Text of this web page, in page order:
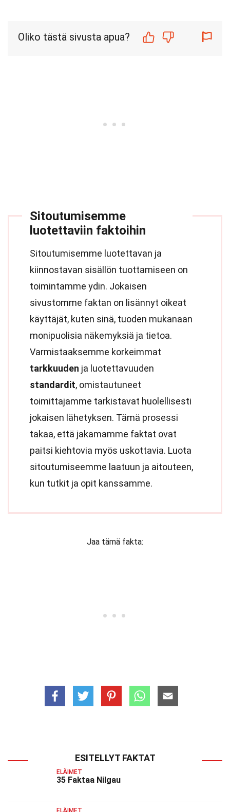
Oliko tästä sivusta apua?
Sitoutumisemme
luotettaviin faktoihin
Sitoutumisemme luotettavan ja
kiinnostavan sisällön tuottamiseen on
toimintamme ydin. Jokaisen
sivustomme faktan on lisännyt oikeat
käyttäjät, kuten sinä, tuoden mukanaan
monipuolisia näkemyksiä ja tietoa.
Varmistaaksemme korkeimmat
tarkkuuden ja luotettavuuden
standardit, omistautuneet
toimittajamme tarkistavat huolellisesti
jokaisen lähetyksen. Tämä prosessi
takaa, että jakamamme faktat ovat
paitsi kiehtovia myös uskottavia. Luota
sitoutumiseemme laatuun ja aitouteen,
kun tutkit ja opit kanssamme.
Jaa tämä fakta:
ESITELLYT FAKTAT
ELÄIMET
35 Faktaa Nilgau